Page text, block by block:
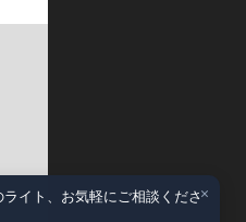
×
ライト、お気軽にご相談くださ